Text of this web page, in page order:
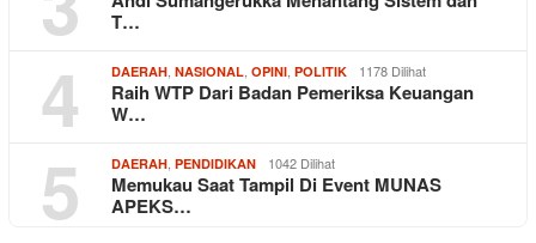
T…
4 DAERAH, NASIONAL, OPINI, POLITIK 1178 Dilihat
Raih WTP Dari Badan Pemeriksa Keuangan
W…
5 DAERAH, PENDIDIKAN 1042 Dilihat
Memukau Saat Tampil Di Event MUNAS
APEKS…